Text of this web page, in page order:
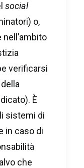
social
o,
verificarsi
È
sistemi di
in caso di
che